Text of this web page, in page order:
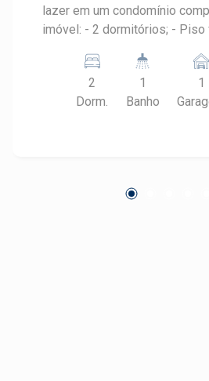
lazer em um condomínio completo!
imóvel: - 2 dormitórios; - Piso
distribuídos e aconchegantes; Estrutura do
condomínio: - Piscina - Salão
churrasqueira - Salão de
essa oportunidade!
2
Dorm.
1
Banho
1